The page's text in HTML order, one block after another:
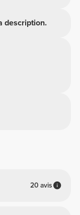
description.
20 avis